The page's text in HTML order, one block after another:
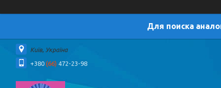
Для поиска
Київ, Україна
+380 (66) 472-23-98